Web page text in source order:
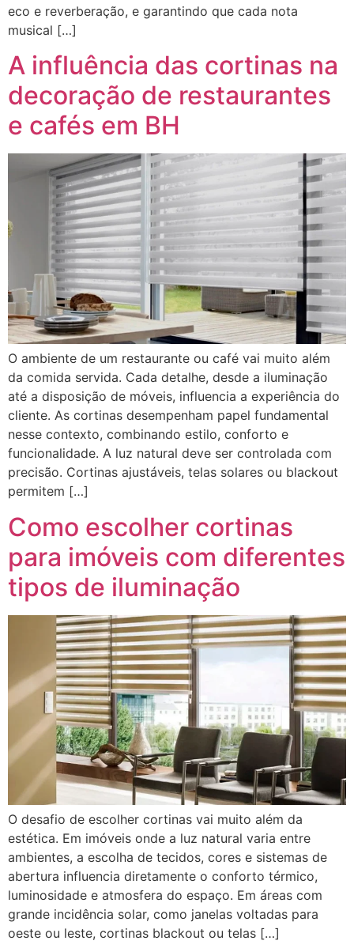
eco e reverberação, e garantindo que cada nota
musical […]
A influência das cortinas na
decoração de restaurantes
e cafés em BH
O ambiente de um restaurante ou café vai muito além
da comida servida. Cada detalhe, desde a iluminação
até a disposição de móveis, influencia a experiência do
cliente. As cortinas desempenham papel fundamental
nesse contexto, combinando estilo, conforto e
funcionalidade. A luz natural deve ser controlada com
precisão. Cortinas ajustáveis, telas solares ou blackout
permitem […]
Como escolher cortinas
para imóveis com diferentes
tipos de iluminação
O desafio de escolher cortinas vai muito além da
estética. Em imóveis onde a luz natural varia entre
ambientes, a escolha de tecidos, cores e sistemas de
abertura influencia diretamente o conforto térmico,
luminosidade e atmosfera do espaço. Em áreas com
grande incidência solar, como janelas voltadas para
oeste ou leste, cortinas blackout ou telas […]